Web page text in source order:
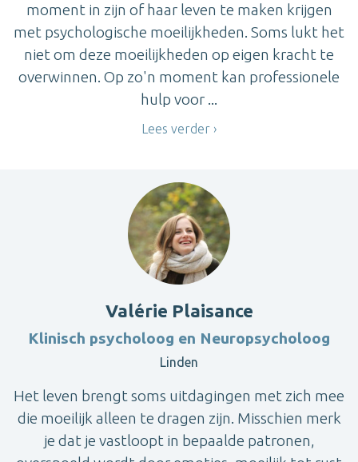
moment in zijn of haar leven te maken krijgen
met psychologische moeilijkheden. Soms lukt het
niet om deze moeilijkheden op eigen kracht te
overwinnen. Op zo'n moment kan professionele
hulp voor ...
Lees verder
Valérie Plaisance
Klinisch psycholoog en Neuropsycholoog
Linden
Het leven brengt soms uitdagingen met zich mee
die moeilijk alleen te dragen zijn. Misschien merk
je dat je vastloopt in bepaalde patronen,